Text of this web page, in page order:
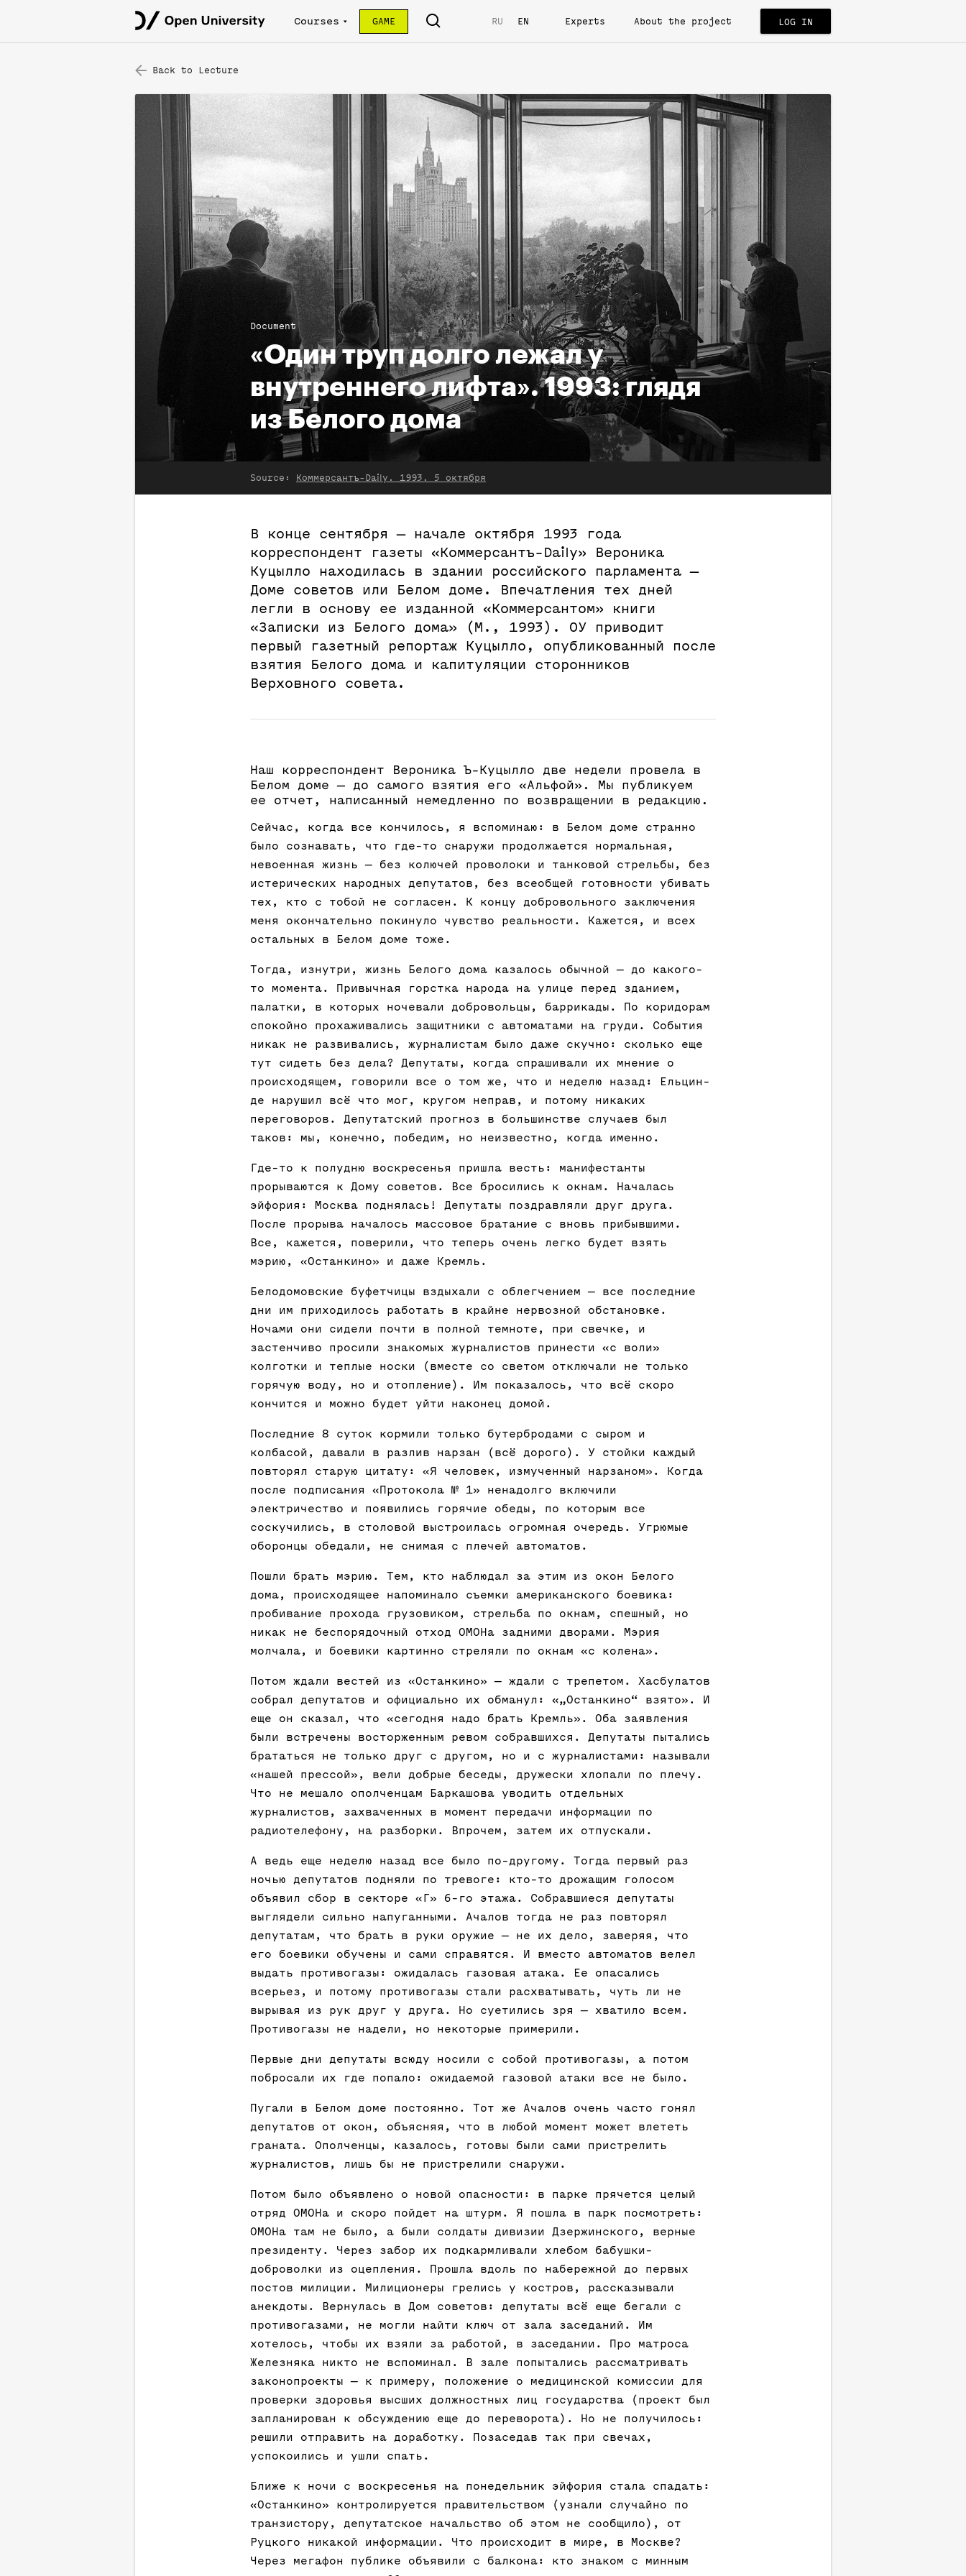
Courses GAME RU EN Experts About the project LOG IN
Back to Lecture
Document
«Один труп долго лежал у
внутреннего лифта». 1993: глядя
из Белого дома
Source: Коммерсантъ-Daily. 1993. 5 октября
В конце сентября — начале октября 1993 года
корреспондент газеты «Коммерсантъ-Daily» Вероника
Куцылло находилась в здании российского парламента —
Доме советов или Белом доме. Впечатления тех дней
легли в основу ее изданной «Коммерсантом» книги
«Записки из Белого дома» (М., 1993). ОУ приводит
первый газетный репортаж Куцылло, опубликованный после
взятия Белого дома и капитуляции сторонников
Верховного совета.
Наш корреспондент Вероника Ъ-Куцылло две недели провела в
Белом доме — до самого взятия его «Альфой». Мы публикуем
ее отчет, написанный немедленно по возвращении в редакцию.
Сейчас, когда все кончилось, я вспоминаю: в Белом доме странно
было сознавать, что где-то снаружи продолжается нормальная,
невоенная жизнь — без колючей проволоки и танковой стрельбы, без
истерических народных депутатов, без всеобщей готовности убивать
тех, кто с тобой не согласен. К концу добровольного заключения
меня окончательно покинуло чувство реальности. Кажется, и всех
остальных в Белом доме тоже.
Тогда, изнутри, жизнь Белого дома казалось обычной — до какого-
то момента. Привычная горстка народа на улице перед зданием,
палатки, в которых ночевали добровольцы, баррикады. По коридорам
спокойно прохаживались защитники с автоматами на груди. События
никак не развивались, журналистам было даже скучно: сколько еще
тут сидеть без дела? Депутаты, когда спрашивали их мнение о
происходящем, говорили все о том же, что и неделю назад: Ельцин-
де нарушил всё что мог, кругом неправ, и потому никаких
переговоров. Депутатский прогноз в большинстве случаев был
таков: мы, конечно, победим, но неизвестно, когда именно.
Где-то к полудню воскресенья пришла весть: манифестанты
прорываются к Дому советов. Все бросились к окнам. Началась
эйфория: Москва поднялась! Депутаты поздравляли друг друга.
После прорыва началось массовое братание с вновь прибывшими.
Все, кажется, поверили, что теперь очень легко будет взять
мэрию, «Останкино» и даже Кремль.
Белодомовские буфетчицы вздыхали с облегчением — все последние
дни им приходилось работать в крайне нервозной обстановке.
Ночами они сидели почти в полной темноте, при свечке, и
застенчиво просили знакомых журналистов принести «с воли»
колготки и теплые носки (вместе со светом отключали не только
горячую воду, но и отопление). Им показалось, что всё скоро
кончится и можно будет уйти наконец домой.
Последние 8 суток кормили только бутербродами с сыром и
колбасой, давали в разлив нарзан (всё дорого). У стойки каждый
повторял старую цитату: «Я человек, измученный нарзаном». Когда
после подписания «Протокола № 1» ненадолго включили
электричество и появились горячие обеды, по которым все
соскучились, в столовой выстроилась огромная очередь. Угрюмые
оборонцы обедали, не снимая с плечей автоматов.
Пошли брать мэрию. Тем, кто наблюдал за этим из окон Белого
дома, происходящее напоминало съемки американского боевика:
пробивание прохода грузовиком, стрельба по окнам, спешный, но
никак не беспорядочный отход ОМОНа задними дворами. Мэрия
молчала, и боевики картинно стреляли по окнам «с колена».
Потом ждали вестей из «Останкино» — ждали с трепетом. Хасбулатов
собрал депутатов и официально их обманул: «„Останкино“ взято». И
еще он сказал, что «сегодня надо брать Кремль». Оба заявления
были встречены восторженным ревом собравшихся. Депутаты пытались
брататься не только друг с другом, но и с журналистами: называли
«нашей прессой», вели добрые беседы, дружески хлопали по плечу.
Что не мешало ополченцам Баркашова уводить отдельных
журналистов, захваченных в момент передачи информации по
радиотелефону, на разборки. Впрочем, затем их отпускали.
А ведь еще неделю назад все было по-другому. Тогда первый раз
ночью депутатов подняли по тревоге: кто-то дрожащим голосом
объявил сбор в секторе «Г» 6-го этажа. Собравшиеся депутаты
выглядели сильно напуганными. Ачалов тогда не раз повторял
депутатам, что брать в руки оружие — не их дело, заверяя, что
его боевики обучены и сами справятся. И вместо автоматов велел
выдать противогазы: ожидалась газовая атака. Ее опасались
всерьез, и потому противогазы стали расхватывать, чуть ли не
вырывая из рук друг у друга. Но суетились зря — хватило всем.
Противогазы не надели, но некоторые примерили.
Первые дни депутаты всюду носили с собой противогазы, а потом
побросали их где попало: ожидаемой газовой атаки все не было.
Пугали в Белом доме постоянно. Тот же Ачалов очень часто гонял
депутатов от окон, объясняя, что в любой момент может влететь
граната. Ополченцы, казалось, готовы были сами пристрелить
журналистов, лишь бы не пристрелили снаружи.
Потом было объявлено о новой опасности: в парке прячется целый
отряд ОМОНа и скоро пойдет на штурм. Я пошла в парк посмотреть:
ОМОНа там не было, а были солдаты дивизии Дзержинского, верные
президенту. Через забор их подкармливали хлебом бабушки-
доброволки из оцепления. Прошла вдоль по набережной до первых
постов милиции. Милиционеры грелись у костров, рассказывали
анекдоты. Вернулась в Дом советов: депутаты всё еще бегали с
противогазами, не могли найти ключ от зала заседаний. Им
хотелось, чтобы их взяли за работой, в заседании. Про матроса
Железняка никто не вспоминал. В зале попытались рассматривать
законопроекты — к примеру, положение о медицинской комиссии для
проверки здоровья высших должностных лиц государства (проект был
запланирован к обсуждению еще до переворота). Но не получилось:
решили отправить на доработку. Позаседав так при свечах,
успокоились и ушли спать.
Ближе к ночи с воскресенья на понедельник эйфория стала спадать:
«Останкино» контролируется правительством (узнали случайно по
транзистору, депутатское начальство об этом не сообщило), от
Руцкого никакой информации. Что происходит в мире, в Москве?
Через мегафон публике объявили с балкона: кто знаком с минным